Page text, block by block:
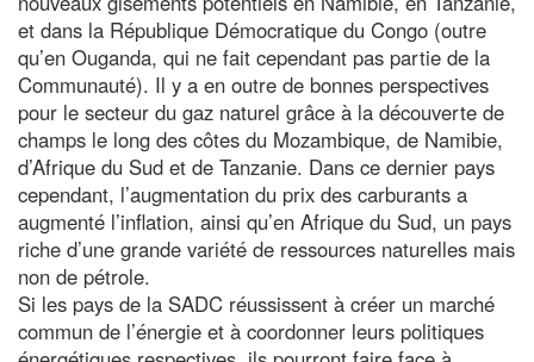
et dans la République Démocratique du Congo (outre
qu’en Ouganda, qui ne fait cependant pas partie de la
Communauté). Il y a en outre de bonnes perspectives
pour le secteur du gaz naturel grâce à la découverte de
champs le long des côtes du Mozambique, de Namibie,
d’Afrique du Sud et de Tanzanie. Dans ce dernier pays
cependant, l’augmentation du prix des carburants a
augmenté l’inflation, ainsi qu’en Afrique du Sud, un pays
riche d’une grande variété de ressources naturelles mais
non de pétrole.
Si les pays de la SADC réussissent à créer un marché
commun de l’énergie et à coordonner leurs politiques